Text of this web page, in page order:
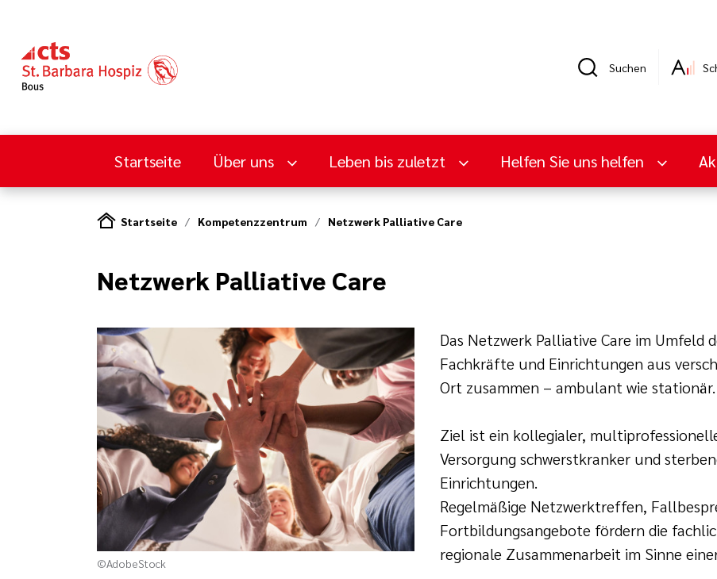
Suchen
Startseite Über uns Leben bis zuletzt Helfen Sie uns helfen
Startseite Kompetenzzentrum Netzwerk Palliative Care
Netzwerk Palliative Care
©AdobeStock
Das Netzwerk Palliative Care im
Fachkräfte und Einrichtungen aus
Ort zusammen – ambulant wie stationär.
Ziel ist ein kollegialer,
Versorgung schwerstkranker und
Einrichtungen.
Regelmäßige Netzwerktreffen,
Fortbildungsangebote fördern die
regionale Zusammenarbeit im Sinne